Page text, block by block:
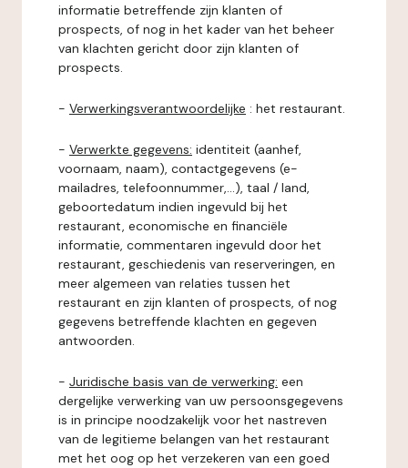
informatie betreffende zijn klanten of
prospects, of nog in het kader van het beheer
van klachten gericht door zijn klanten of
prospects.
- Verwerkingsverantwoordelijke : het restaurant.
- Verwerkte gegevens: identiteit (aanhef,
voornaam, naam), contactgegevens (e-
mailadres, telefoonnummer,...), taal / land,
geboortedatum indien ingevuld bij het
restaurant, economische en financiële
informatie, commentaren ingevuld door het
restaurant, geschiedenis van reserveringen, en
meer algemeen van relaties tussen het
restaurant en zijn klanten of prospects, of nog
gegevens betreffende klachten en gegeven
antwoorden.
- Juridische basis van de verwerking: een
dergelijke verwerking van uw persoonsgegevens
is in principe noodzakelijk voor het nastreven
van de legitieme belangen van het restaurant
met het oog op het verzekeren van een goed